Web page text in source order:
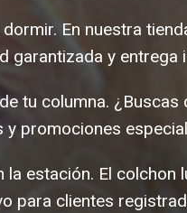
En nuestra
garantizada y entrega
tu columna. ¿Buscas
promociones
estación. El colchon
para clientes